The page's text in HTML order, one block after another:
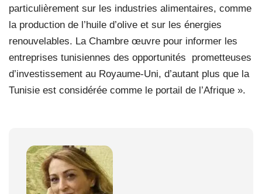
particulièrement sur les industries alimentaires, comme
la production de l’huile d’olive et sur les énergies
renouvelables. La Chambre œuvre pour informer les
entreprises tunisiennes des opportunités prometteuses
d’investissement au Royaume-Uni, d’autant plus que la
Tunisie est considérée comme le portail de l’Afrique ».